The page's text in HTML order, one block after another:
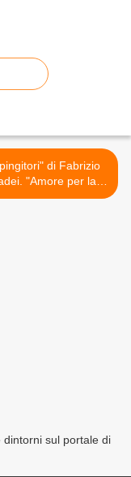
di Fabrizio
"Amore per la
e far divertire chi
sul portale di